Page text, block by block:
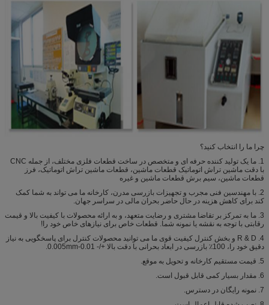
چرا ما را انتخاب کنید؟
1. ما یک تولید کننده حرفه ای و متخصص در ساخت قطعات فلزی مختلف، از جمله CNC
با دقت ماشین تراش اتوماتیک قطعات ماشین، قطعات ماشین تراش اتوماتیک، فرز
قطعات ماشین، سیم برش قطعات ماشین و غیره
2. با مهندسین فنی مجرب و تجهیزات بازرسی مدرن، کارخانه ما می تواند به شما کمک
کند برای کاهش هزینه در حال حاضر بحران مالی در سراسر جهان.
3. ما به تمرکز بر تقاضا مشتری و رضایت متعهد، و به ارائه محصولات با کیفیت بالا و قیمت
رقابتی با توجه به نقشه یا نمونه شما. قطعات خاص برای نیازهای خاص خود را!
4. R & D و بخش کنترل کیفیت قوی ما می توانید محصولات کنترل برای پاسخگویی به نیاز
دقیق خود را، 100٪ بازرسی در ابعاد بحرانی با دقت بالا +/- 0.01-0.005mm.
5. قیمت مستقیم کارخانه و تحویل به موقع.
6. مقدار بسیار کمی قابل قبول است.
7. نمونه رایگان در دسترس.